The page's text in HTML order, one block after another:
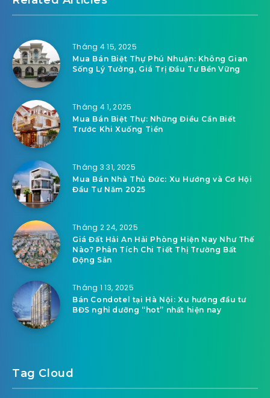
Tháng 4 15, 2025
Mua Bán Biệt Thự Phú Nhuận: Không Gian
Sống Lý Tưởng, Giá Trị Đầu Tư Bền Vững
Tháng 4 1, 2025
Mua Bán Biệt Thự: Những Điều Cần Biết
Trước Khi Xuống Tiền
Tháng 3 31, 2025
Mua Bán Nhà Thủ Đức: Xu Hướng và Cơ Hội
Đầu Tư Năm 2025
Tháng 2 24, 2025
Giá Đất Hải An Hải Phòng Hiện Nay Như Thế
Nào? Phân Tích Chi Tiết Thị Trường Bất
Động Sản
Tháng 1 13, 2025
Bán Condotel tại Hà Nội: Xu hướng đầu tư
BĐS nghỉ dưỡng “hot” nhất hiện nay
Tag Cloud